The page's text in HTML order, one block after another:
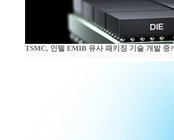
TSMC, 인텔 EMIB 유사 패키징 기술 개발 중?